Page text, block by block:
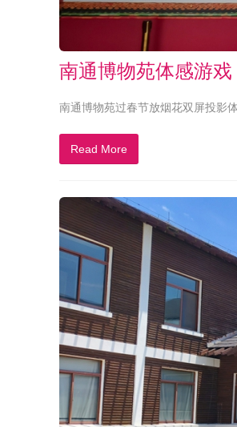
南通博物苑体感游戏
南通博物苑过春节放烟花双屏投影
Read More